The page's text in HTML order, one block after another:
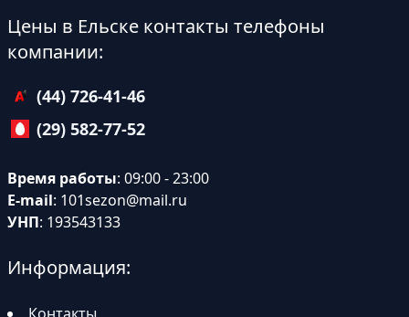
Цены в Ельске контакты телефоны
компании:
(44) 726-41-46
(29) 582-77-52
Время работы: 09:00 - 23:00
E-mail: 101sezon@mail.ru
УНП: 193543133
Информация: